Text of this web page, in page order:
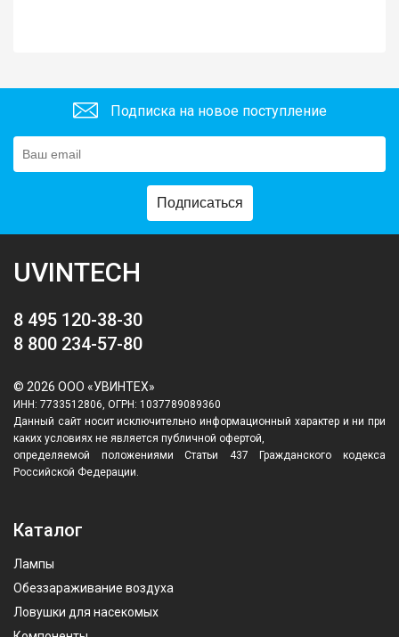
Подписка на новое поступление
Подписаться
UVINTECH
8 495 120-38-30
8 800 234-57-80
© 2026 ООО «УВИНТЕХ»
ИНН: 7733512806, ОГРН: 1037789089360
Данный сайт носит исключительно информационный характер и ни при
каких условиях не является публичной офертой,
определяемой положениями Статьи 437 Гражданского кодекса
Российской Федерации.
Каталог
Лампы
Обеззараживание воздуха
Ловушки для насекомых